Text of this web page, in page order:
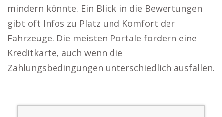
mindern könnte. Ein Blick in die Bewertungen
gibt oft Infos zu Platz und Komfort der
Fahrzeuge. Die meisten Portale fordern eine
Kreditkarte, auch wenn die
Zahlungsbedingungen unterschiedlich ausfallen.